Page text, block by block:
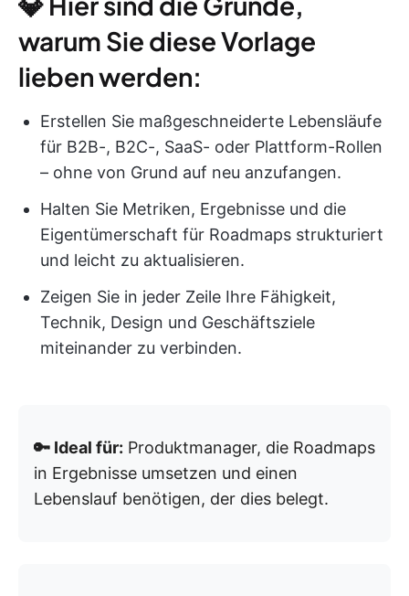
warum Sie diese Vorlage
lieben werden:
Erstellen Sie maßgeschneiderte Lebensläufe
für B2B-, B2C-, SaaS- oder Plattform-Rollen
– ohne von Grund auf neu anzufangen.
Halten Sie Metriken, Ergebnisse und die
Eigentümerschaft für Roadmaps strukturiert
und leicht zu aktualisieren.
Zeigen Sie in jeder Zeile Ihre Fähigkeit,
Technik, Design und Geschäftsziele
miteinander zu verbinden.
🔑 Ideal für: Produktmanager, die Roadmaps
in Ergebnisse umsetzen und einen
Lebenslauf benötigen, der dies belegt.